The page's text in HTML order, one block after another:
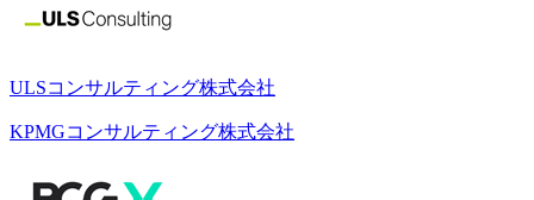
ULSコンサルティング株式会社
KPMGコンサルティング株式会社